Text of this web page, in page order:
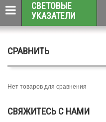
СВЕТОВЫЕ
УКАЗАТЕЛИ
СРАВНИТЬ
Нет товаров для сравнения
СВЯЖИТЕСЬ С НАМИ